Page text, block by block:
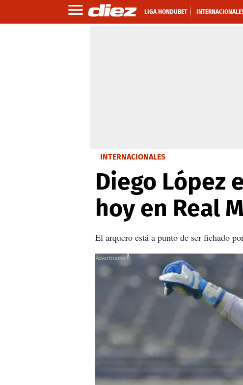
LIGA HONDUBET
INTERNACIONALES
Diego López
hoy en Real
El arquero está a punto de ser fichado
X